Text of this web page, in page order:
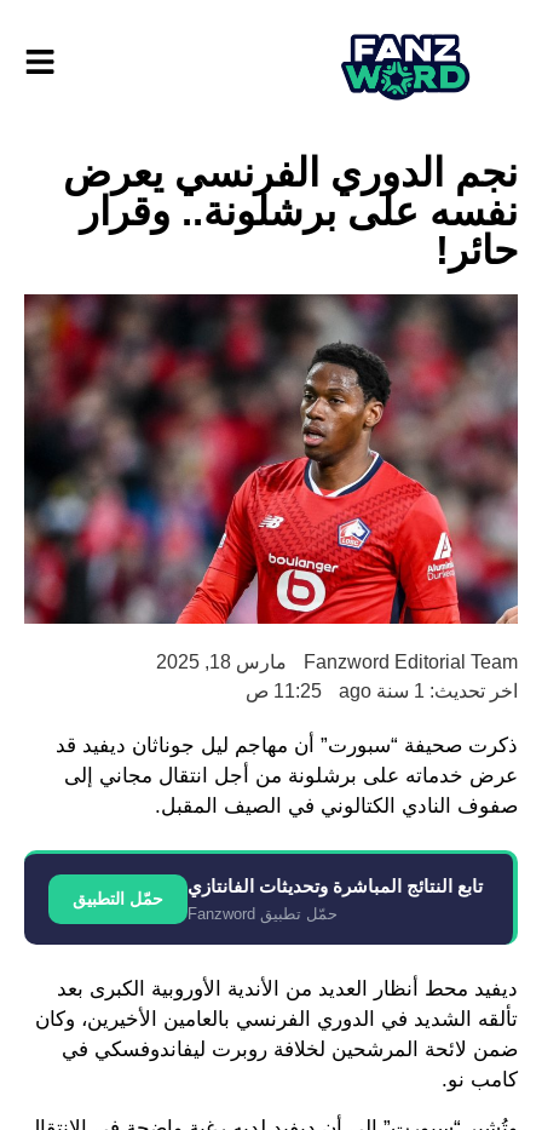
نجم الدوري الفرنسي يعرض
نفسه على برشلونة.. وقرار
حائر!
Fanzword Editorial Team
مارس 18, 2025
اخر تحديث: 1 سنة ago
11:25 ص
ذكرت صحيفة “سبورت” أن مهاجم ليل جوناثان ديفيد قد
عرض خدماته على برشلونة من أجل انتقال مجاني إلى
صفوف النادي الكتالوني في الصيف المقبل.
تابع النتائج المباشرة وتحديثات الفانتازي
حمّل تطبيق Fanzword
حمّل التطبيق
ديفيد محط أنظار العديد من الأندية الأوروبية الكبرى بعد
تألقه الشديد في الدوري الفرنسي بالعامين الأخيرين، وكان
ضمن لائحة المرشحين لخلافة روبرت ليفاندوفسكي في
كامب نو.